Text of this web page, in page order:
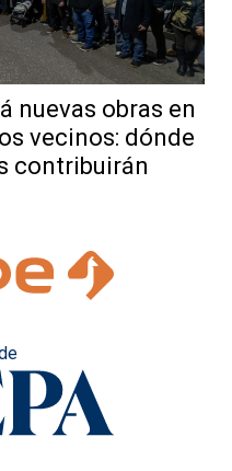
nuevas obras en
vecinos: dónde
contribuirán